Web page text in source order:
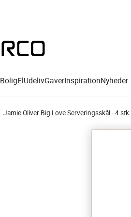
BoligElUdelivGaverInspirationNyheder
Jamie Oliver Big Love Serveringsskål - 4 stk.